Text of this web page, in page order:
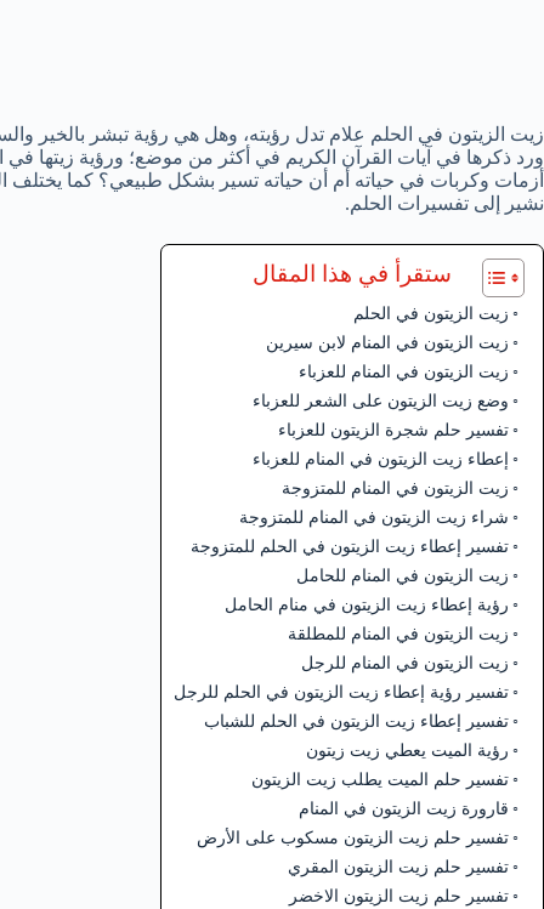
زيت الزيتون في الحلم علام تدل رؤيته، وهل هي رؤية تبشر بالخير
ورد ذكرها في آيات القرآن الكريم في أكثر من موضع؛ ورؤية زيتها
أزمات وكربات في حياته أم أن حياته تسير بشكل طبيعي؟ كما يختلف
نشير إلى تفسيرات الحلم.
ستقرأ في هذا المقال
زيت الزيتون في الحلم
زيت الزيتون في المنام لابن سيرين
زيت الزيتون في المنام للعزباء
وضع زيت الزيتون على الشعر للعزباء
تفسير حلم شجرة الزيتون للعزباء
إعطاء زيت الزيتون في المنام للعزباء
زيت الزيتون في المنام للمتزوجة
شراء زيت الزيتون في المنام للمتزوجة
تفسير إعطاء زيت الزيتون في الحلم للمتزوجة
زيت الزيتون في المنام للحامل
رؤية إعطاء زيت الزيتون في منام الحامل
زيت الزيتون في المنام للمطلقة
زيت الزيتون في المنام للرجل
تفسير رؤية إعطاء زيت الزيتون في الحلم للرجل
تفسير إعطاء زيت الزيتون في الحلم للشباب
رؤية الميت يعطي زيت زيتون
تفسير حلم الميت يطلب زيت الزيتون
قارورة زيت الزيتون في المنام
تفسير حلم زيت الزيتون مسكوب على الأرض
تفسير حلم زيت الزيتون المقري
تفسير حلم زيت الزيتون الاخضر